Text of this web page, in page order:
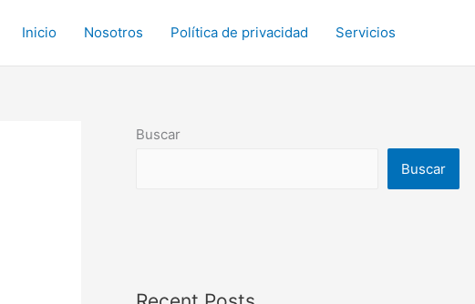
Inicio Nosotros Política de privacidad Servicios
Buscar
Buscar